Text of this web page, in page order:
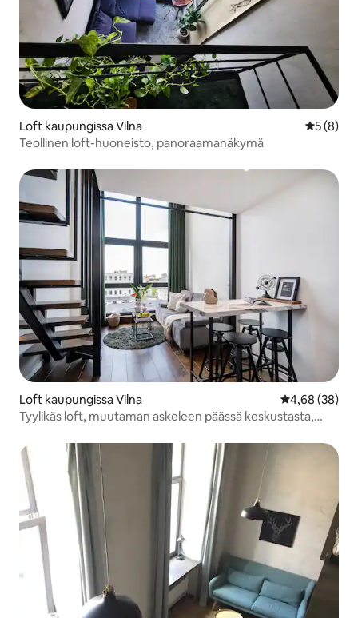
Loft kaupungissa Vilna
5 (8)
Teollinen loft-huoneisto, panoraamanäkymä
Loft kaupungissa Vilna
4,68 (38)
Tyylikäs loft, muutaman askeleen päässä keskustasta,